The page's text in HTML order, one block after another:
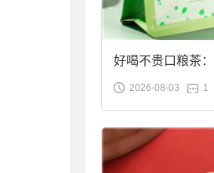
好喝不贵口粮茶
袋装9.9元到手
2026-08-03 1